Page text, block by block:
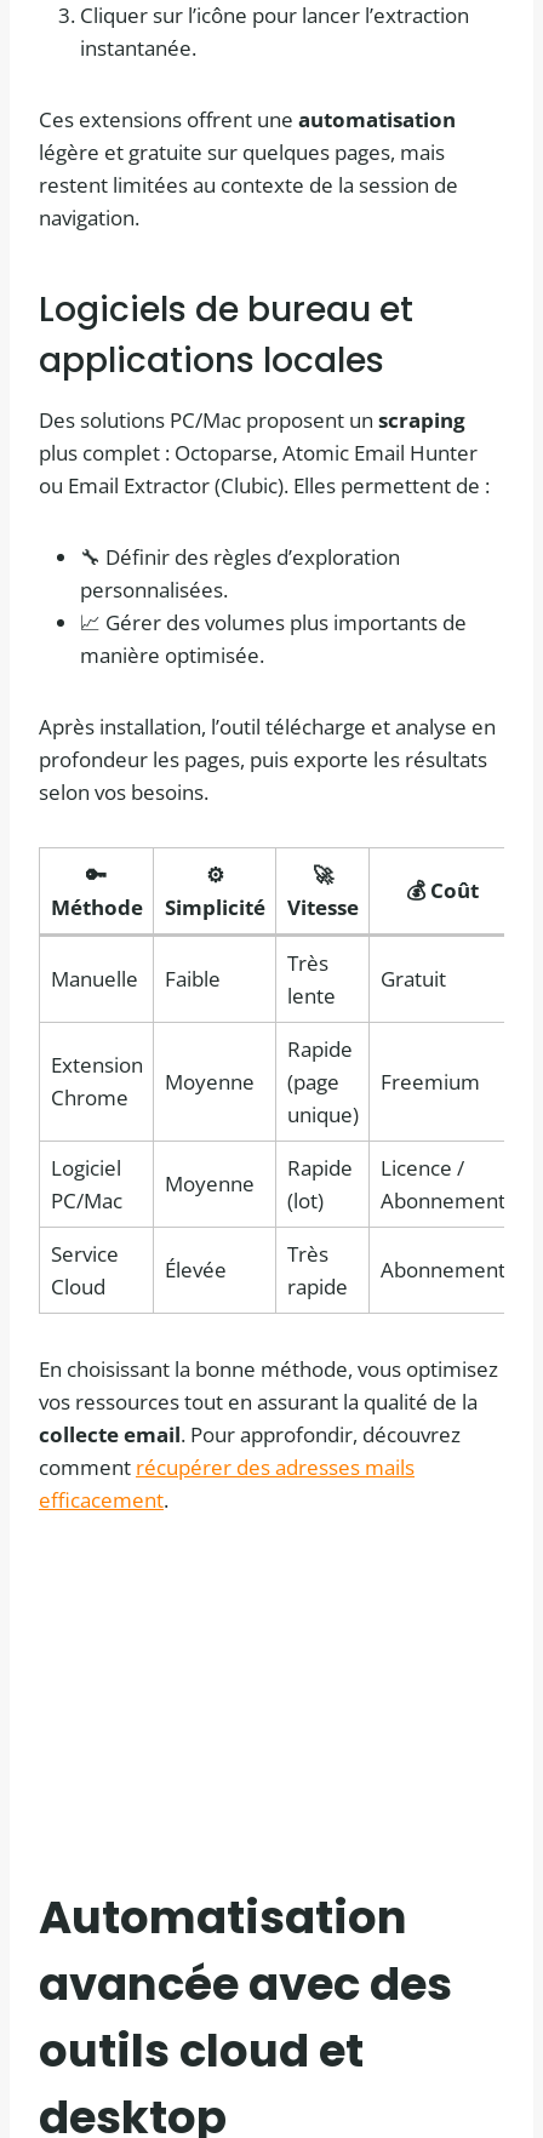
Cliquer sur l’icône pour lancer l’extraction
instantanée.
Ces extensions offrent une automatisation
légère et gratuite sur quelques pages, mais
restent limitées au contexte de la session de
navigation.
Logiciels de bureau et
applications locales
Des solutions PC/Mac proposent un scraping
plus complet : Octoparse, Atomic Email Hunter
ou Email Extractor (Clubic). Elles permettent de :
🔧 Définir des règles d’exploration
personnalisées.
📈 Gérer des volumes plus importants de
manière optimisée.
Après installation, l’outil télécharge et analyse en
profondeur les pages, puis exporte les résultats
selon vos besoins.
🔑
Méthode
⚙️
Simplicité
🚀
Vitesse
💰 Coût
Manuelle Faible
Très
lente
Gratuit
Extension
Chrome
Moyenne
Rapide
(page
unique)
Freemium
Logiciel
PC/Mac
Moyenne
Rapide
(lot)
Licence /
Abonnement
Service
Cloud
Élevée
Très
rapide
Abonnement
En choisissant la bonne méthode, vous optimisez
vos ressources tout en assurant la qualité de la
collecte email. Pour approfondir, découvrez
comment récupérer des adresses mails
efficacement.
Automatisation
avancée avec des
outils cloud et
desktop